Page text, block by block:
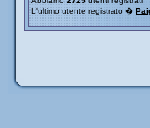
L'ultimo utente registrato �